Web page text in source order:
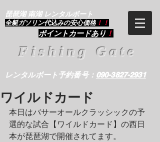
琵琶湖 南湖 レンタルボート
​全艇ガソリン代込みの安心価格 ！！
ポイントカードあり ！
Fishing Gate
レンタルボート予約番号： 090-3827-2931
ワイルドカード
本日はバサーオールクラッシックの予
選的な試合【ワイルドカード】の西日
本が琵琶湖で開催されてます。